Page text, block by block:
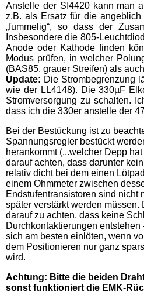
Anstelle der SI4420 kann man
z.B. als Ersatz für die
„fummelig“, so dass der
Insbesondere die 805-
Anode oder Kathode finden
Modus prüfen, in welcher
(BAS85, grauer Streifen) als
Update: Die Strombegrenzung
wie der LL4148). Die 330µF
Stromversorgung zu schalten.
dass ich die 330er anstelle der
Bei der Bestückung ist zu
Spannungsregler bestückt
herankommt (...welcher Depp
darauf achten, dass darunter
relativ dicht bei dem einen
einem Ohmmeter zwischen
Endstufentransistoren sind nicht
später verstärkt werden müssen.
darauf zu achten, dass keine
Durchkontaktierungen entstehen
sich am besten einlöten, wenn
dem Positionieren nur ganz
wird.
Achtung: Bitte die beiden
sonst funktioniert die EMK-